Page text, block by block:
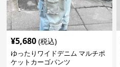
¥5,680 (税込)
ゆったりワイドデニム マルチポ
ケットカーゴパンツ